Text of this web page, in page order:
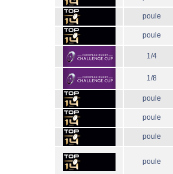
poule
poule
1/4
1/8
poule
poule
poule
poule